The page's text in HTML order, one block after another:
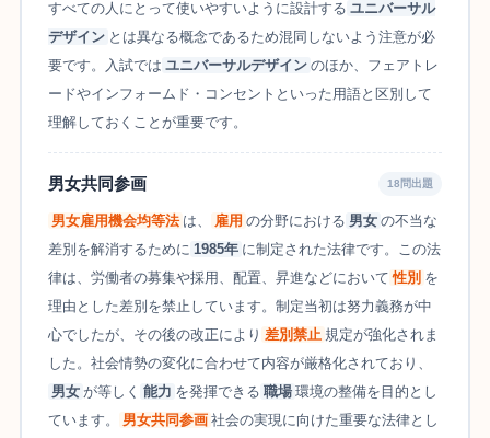
すべての人にとって使いやすいように設計する ユニバーサル
デザイン とは異なる概念であるため混同しないよう注意が必
要です。入試では ユニバーサルデザイン のほか、フェアトレ
ードやインフォームド・コンセントといった用語と区別して
理解しておくことが重要です。
男女共同参画 18問出題
男女雇用機会均等法 は、 雇用 の分野における 男女 の不当な
差別を解消するために 1985年 に制定された法律です。この法
律は、労働者の募集や採用、配置、昇進などにおいて 性別 を
理由とした差別を禁止しています。制定当初は努力義務が中
心でしたが、その後の改正により 差別禁止 規定が強化されま
した。社会情勢の変化に合わせて内容が厳格化されており、
男女 が等しく 能力 を発揮できる 職場 環境の整備を目的とし
ています。
男女共同参画 社会の実現に向けた重要な法律とし